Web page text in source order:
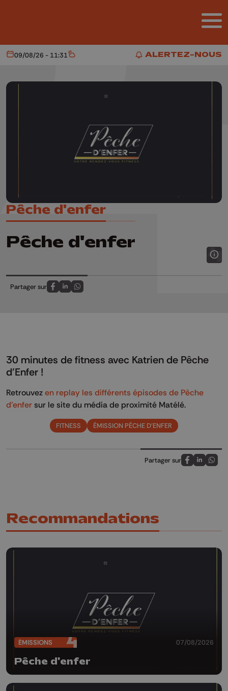
ALERTEZ-NOUS
ALERTEZ-NOUS
Aujourd'hui
09/08/26 - 11:31 Météo
Pêche d'enfer
Pêche d'enfer
Partager sur
Partagez sur FaceBook
Partagez sur LinkedIn
Partagez sur Whatsapp
30 minutes de fitness avec Katrien de Pêche
d'Enfer !
Retrouvez en replay les différents épisodes de Pêche
d'enfer sur le site du média de proximité Matélé.
FITNESS ÉMISSION PÊCHE D'ENFER
Partager sur
Partagez sur
Partagez
Recommandations
ÉMISSIONS 07/08/2026
Pêche d'enfer